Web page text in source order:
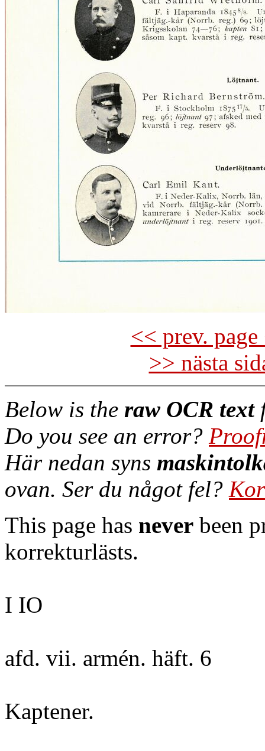
<< prev.
>> nästa
Below is the raw OCR text
Do you see an error?
Här nedan syns
ovan. Ser du något fel?
This page has never been
korrekturlästs.
I IO
afd. vii. armén. häft. 6
Kaptener.